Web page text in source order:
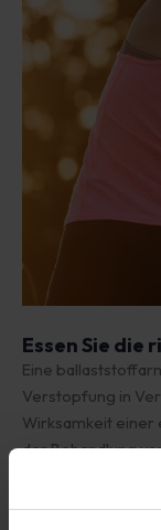
Essen Sie
Eine
Verstopfung in
Wirksamkeit einer
der Behandlung
der